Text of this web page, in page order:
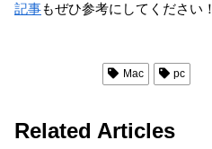
記事もぜひ参考にしてください！
Mac pc
Related Articles